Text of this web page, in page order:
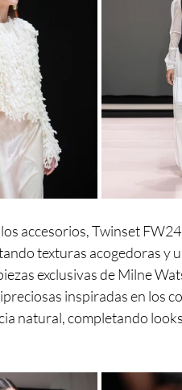
accesorios, Twinset
texturas acogedoras y
exclusivas de Milne
inspiradas en los
natural, completando